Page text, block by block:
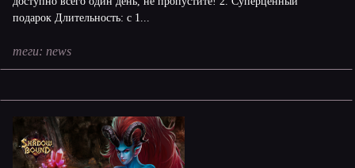
подарок Длительность: с 1...
теги: news